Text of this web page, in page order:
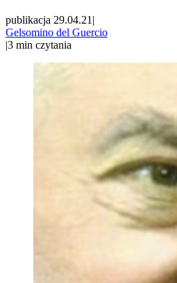
publikacja 29.04.21 |
Gelsomino del Guercio
|3 min czytania